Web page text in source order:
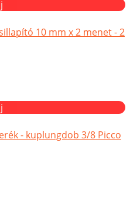
10 mm x 2 menet - 2
- kuplungdob 3/8 Picco